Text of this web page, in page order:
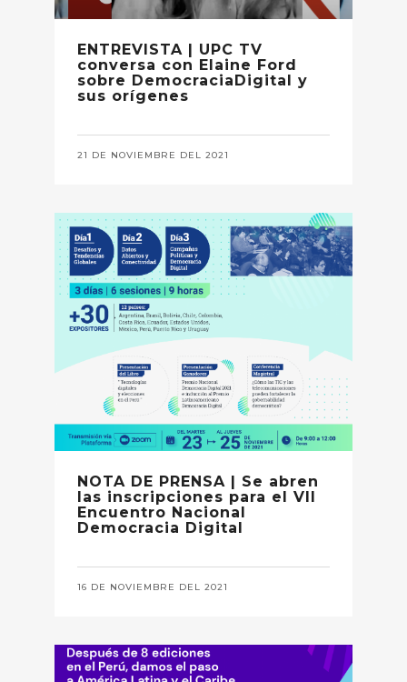
ENTREVISTA | UPC TV
conversa con Elaine Ford
sobre DemocraciaDigital y
sus orígenes
21 DE NOVIEMBRE DEL 2021
NOTA DE PRENSA | Se abren
las inscripciones para el VII
Encuentro Nacional
Democracia Digital
16 DE NOVIEMBRE DEL 2021